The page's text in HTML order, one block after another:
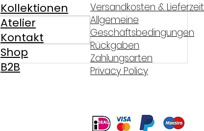
Lachs-Teriyaki mit
Vollkornnudeln und grünem
Kollektionen
Atelier
Kontakt
Shop
B2B
Versandkosten & Lieferzeit
Allgemeine
Geschäftsbedingungen
Rückgaben
Zahlungsarten
Privacy Policy